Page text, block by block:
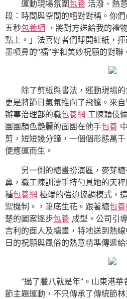
運動現場氛圍包養 活潑、熱
段：時間與空間的絕對對稱。你
五秒包養網 ，將對方送給我的禮
點上。」法喜好者們睜開紅紙，
墨噴鼻的“福”字和美妙祝願的對聯
除了剪紙與書法，運動現場
更是將節日氣氛推向了飛騰。來
辦事治理部的職包養網 工陳穎伎
團團顏色艷麗的面團在他手包養
剪，短短幾分鐘，一個個形態萬
便應運而生。
另一側的糖畫扮演區，麥芽
鼻，職工陳訓濤手持勺具她的天
種包養網 極端的強迫協調模式，
禦機制。，筆底生花。跟著糖包養
楚的圖案逐步包養 成型。公司引
吉利的面人及糖畫，特地送到熱
日的祝願與風俗的熱意精準傳遞給
“過了臘八就是年”。山東港
節主題運動，不只傳承了傳統節